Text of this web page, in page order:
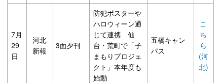
7月
29
日
河北
新報
3面夕刊
防犯ポスターや
ハロウィーン通
じて連携 仙
台・荒町で「子
まもりプロジェ
クト」本年度も
始動
五橋キャン
パス
こ
ち
ら
(河
北)